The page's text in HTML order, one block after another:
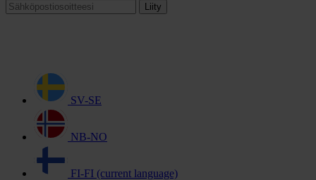
Liity
SV-SE
NB-NO
FI-FI (current language)